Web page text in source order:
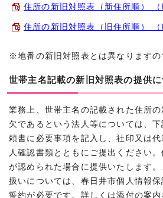
住所の新旧対照表（新住所順）
住所の新旧対照表（旧住所順）
※地番の新旧対照表とは異なりますの
世帯主名記載の新旧対照表の提供
業務上、世帯主名の記載された住所
欠であるという法人等については、
頼書に必要事項を記入し、社印又は
人確認書類とともにご提出ください
が認められた場合に提供いたします
扱いについては、春日井市個人情報
誓約が必要です。詳しくは添付の案内